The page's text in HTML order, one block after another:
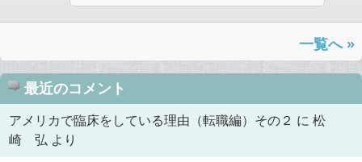
一覧へ »
最近のコメント
アメリカで臨床をしている理由（転職編）その２ に 松
崎 弘 より